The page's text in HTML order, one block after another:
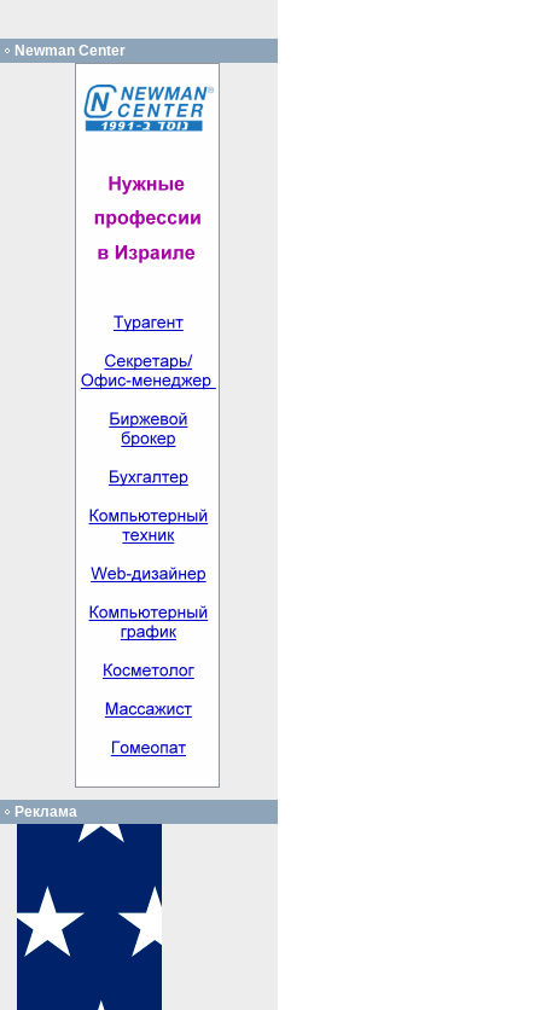
Newman Center
Реклама